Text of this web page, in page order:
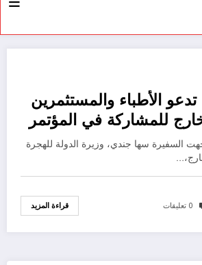
الأطباء والمستثمرين
للمشاركة في المؤتمر
الدولي للسياحة الصحية بمصر 2 مارس
السفيرة سها جندي، وزيرة الدولة للهجرة
0 تعليقات قراءة المزيد